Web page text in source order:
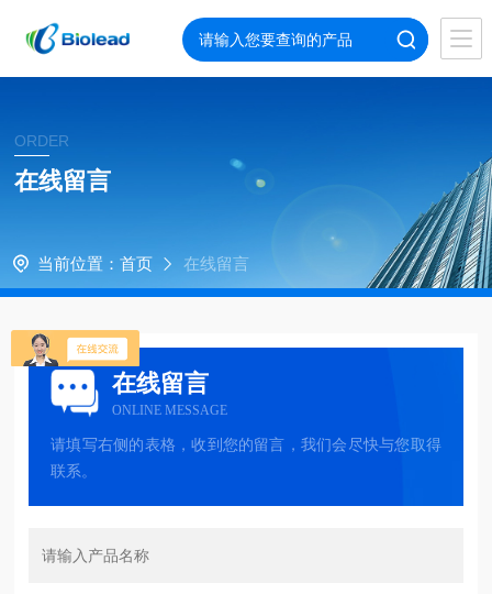
ORDER
在线留言
当前位置： 首页 在线留言
在线留言
ONLINE MESSAGE
请填写右侧的表格，收到您的留言，我们会尽快与您取得
联系。